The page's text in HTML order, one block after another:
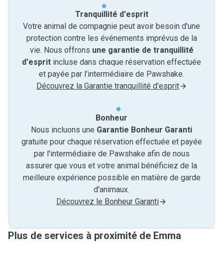
Tranquillité d'esprit
Votre animal de compagnie peut avoir besoin d'une
protection contre les événements imprévus de la
vie. Nous offrons une garantie de tranquillité
d'esprit incluse dans chaque réservation effectuée
et payée par l'intermédiaire de Pawshake.
Découvrez la Garantie tranquillité d'esprit
Bonheur
Nous incluons une Garantie Bonheur Garanti
gratuite pour chaque réservation effectuée et payée
par l'intermédiaire de Pawshake afin de nous
assurer que vous et votre animal bénéficiez de la
meilleure expérience possible en matière de garde
d'animaux.
Découvrez le Bonheur Garanti
Plus de services à proximité de Emma